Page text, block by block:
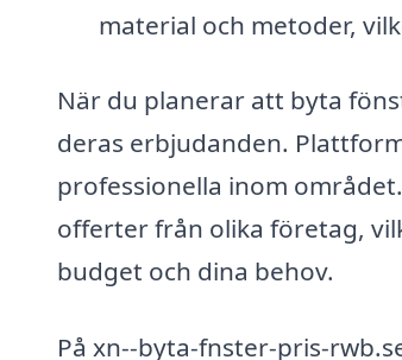
material och metoder,
När du planerar att byta
deras erbjudanden.
professionella inom
offerter från olika företag,
budget och dina behov.
På xn--byta-fnster-pris-